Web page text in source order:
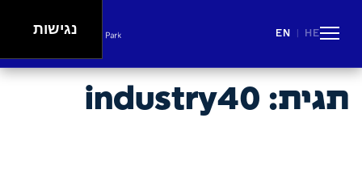
Lifestyle
HE
EN
תגית: industry40
נגישות